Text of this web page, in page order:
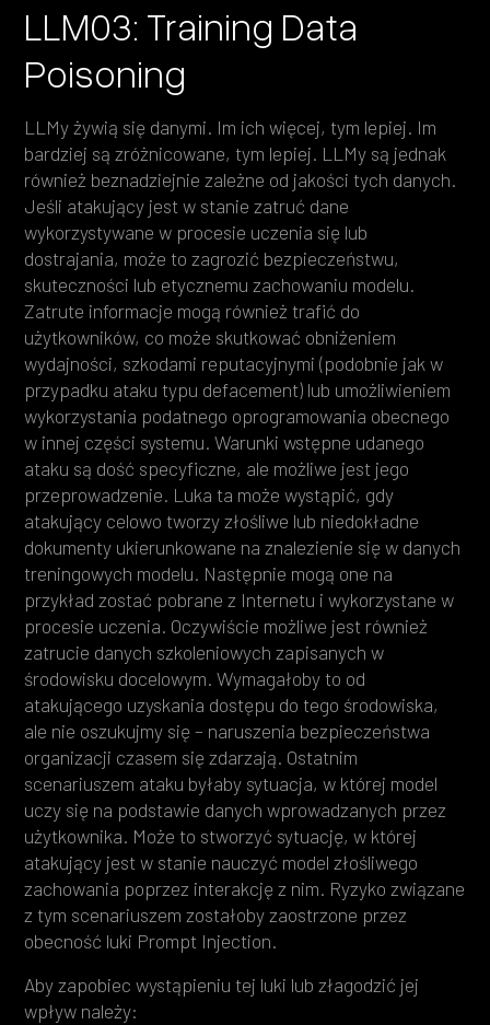
LLM03: Training Data
Poisoning
LLMy żywią się danymi. Im ich więcej, tym lepiej. Im
bardziej są zróżnicowane, tym lepiej. LLMy są jednak
również beznadziejnie zależne od jakości tych danych.
Jeśli atakujący jest w stanie zatruć dane
wykorzystywane w procesie uczenia się lub
dostrajania, może to zagrozić bezpieczeństwu,
skuteczności lub etycznemu zachowaniu modelu.
Zatrute informacje mogą również trafić do
użytkowników, co może skutkować obniżeniem
wydajności, szkodami reputacyjnymi (podobnie jak w
przypadku ataku typu defacement) lub umożliwieniem
wykorzystania podatnego oprogramowania obecnego
w innej części systemu. Warunki wstępne udanego
ataku są dość specyficzne, ale możliwe jest jego
przeprowadzenie. Luka ta może wystąpić, gdy
atakujący celowo tworzy złośliwe lub niedokładne
dokumenty ukierunkowane na znalezienie się w danych
treningowych modelu. Następnie mogą one na
przykład zostać pobrane z Internetu i wykorzystane w
procesie uczenia. Oczywiście możliwe jest również
zatrucie danych szkoleniowych zapisanych w
środowisku docelowym. Wymagałoby to od
atakującego uzyskania dostępu do tego środowiska,
ale nie oszukujmy się – naruszenia bezpieczeństwa
organizacji czasem się zdarzają. Ostatnim
scenariuszem ataku byłaby sytuacja, w której model
uczy się na podstawie danych wprowadzanych przez
użytkownika. Może to stworzyć sytuację, w której
atakujący jest w stanie nauczyć model złośliwego
zachowania poprzez interakcję z nim. Ryzyko związane
z tym scenariuszem zostałoby zaostrzone przez
obecność luki Prompt Injection.
Aby zapobiec wystąpieniu tej luki lub złagodzić jej
wpływ należy: